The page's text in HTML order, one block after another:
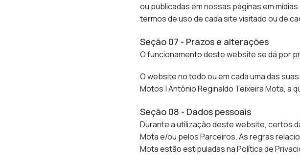
ou publicadas em nossas páginas em
termos de uso de cada site visitado ou de
Seção 07 - Prazos e alterações
O funcionamento deste website se dá por
O website no todo ou em cada uma das
Motos | Antônio Reginaldo Teixeira Mota, a
Seção 08 - Dados pessoais
Durante a utilização deste website, certos
Mota e/ou pelos Parceiros. As regras
Mota estão estipuladas na Política de